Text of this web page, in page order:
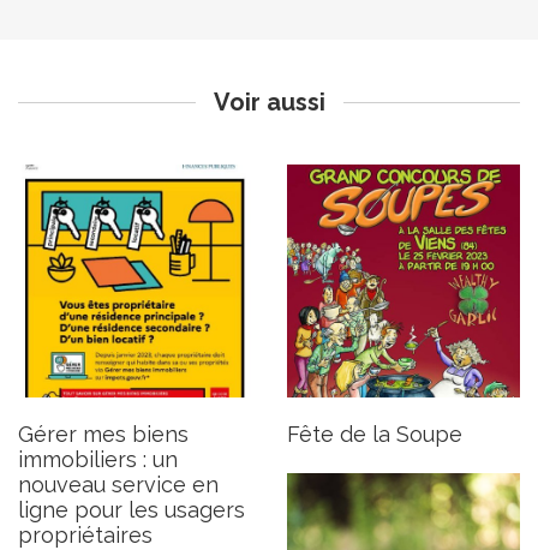
Voir aussi
Publié le lundi 20 février 2023
Gérer mes biens
immobiliers : un
nouveau service en
ligne pour les usagers
propriétaires
Fête de la Soupe
Sécheresse 2022 -
Calamités agricoles pour
perte de récolte sur prairies
et parcours
Publié le jeudi 9 février 2023